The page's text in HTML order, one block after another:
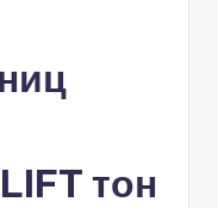
тон